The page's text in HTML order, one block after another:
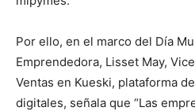
Por ello, en el marco del Día
Emprendedora, Lisset May,
Ventas en Kueski, plataforma
digitales, señala que “Las